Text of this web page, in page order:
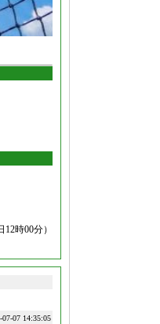
12時00分）
07-07 14:35:05